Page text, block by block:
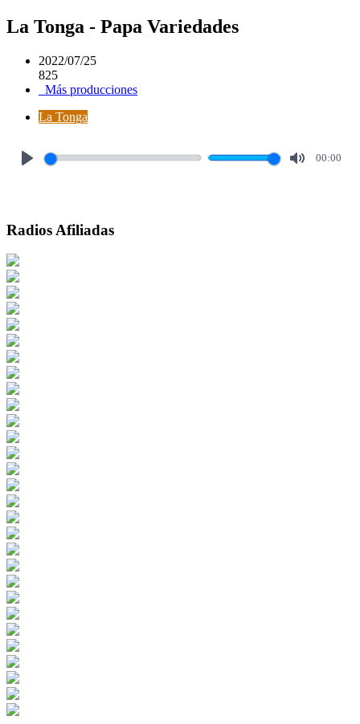
La Tonga - Papa Variedades
2022/07/25
825
Más producciones
La Tonga
00:00
Radios Afiliadas